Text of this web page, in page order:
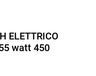
ELETTRICO
watt 450